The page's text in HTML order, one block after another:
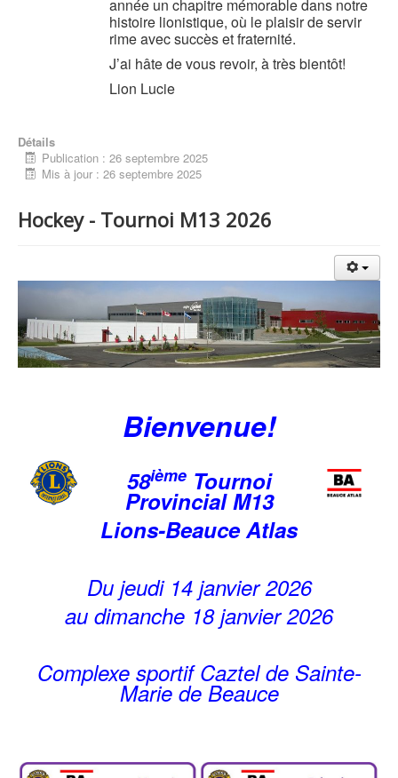
année un chapitre mémorable dans notre
histoire lionistique, où le plaisir de servir
rime avec succès et fraternité.
J’ai hâte de vous revoir, à très bientôt!
Lion Lucie
Détails
Publication : 26 septembre 2025
Mis à jour : 26 septembre 2025
Hockey - Tournoi M13 2026
Bienvenue!
58ièmeTournoi
Provincial M13
Lions-Beauce Atlas
Du jeudi 14 janvier 2026
au dimanche 18 janvier 2026
Complexe sportif Caztel de Sainte-
Marie de Beauce